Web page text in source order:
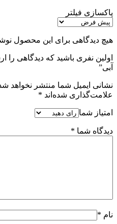
پاکسازی فیلتر
هیچ دیدگاهی برای این محصول
اولین نفری باشید که دیدگاهی
آبی”
نشانی ایمیل شما منتشر نخواهد
علامت‌گذاری شده‌اند *
امتیاز شما
دیدگاه شما *
نام *